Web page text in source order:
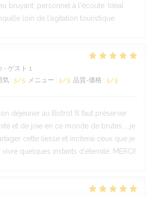
bruyant, personnel à l'écoute. Idéal
loin de l'agitation touristique.
- ゲスト 1
気 : 5/5 メニュー : 5/5 品質-価格 : 5/5
déjeuner au Bistrot !Il faut préserver
et de joie en ce monde de brutes.....je
cette liesse et inciterai ceux que je
quelques instants d'éternité. MERCI!